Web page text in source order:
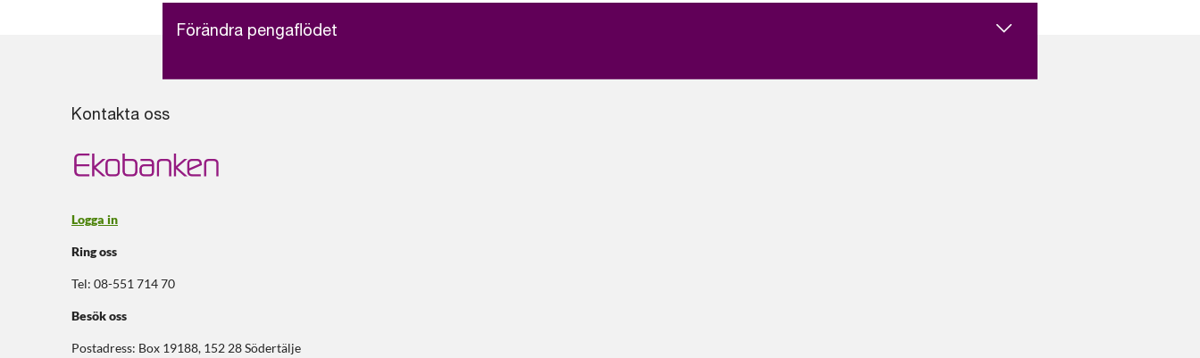
Förändra pengaflödet
Kontakta oss
Logga in
Ring oss
Tel: 08-551 714 70
Besök oss
Postadress: Box 19188, 152 28 Södertälje